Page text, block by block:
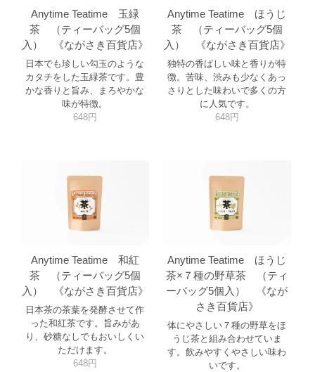
Anytime Teatime 玉緑
茶 （ティーバッグ5個
入） 《ながさき百貨店》
日本でも珍しい勾玉のような
カタチをした玉緑茶です。豊
かな香りと旨み、まろやかな
味が特徴。
648円
Anytime Teatime ほうじ
茶 （ティーバッグ5個
入） 《ながさき百貨店》
独特の香ばしい味と香りが特
徴。苦味、渋みも少なくあっ
さりとした味わいで多くの方
に人気です。
648円
Anytime Teatime 和紅
茶 （ティーバッグ5個
入） 《ながさき百貨店》
日本茶の茶葉を発酵させて作
った和紅茶です。旨みがあ
り、砂糖なしでもおいしくい
ただけます。
648円
Anytime Teatime ほうじ
茶×７種の野草茶 （ティ
ーバッグ5個入） 《なが
さき百貨店》
体にやさしい７種の野草をほ
うじ茶と組み合わせていま
す。飲みやすくやさしい味わ
いです。